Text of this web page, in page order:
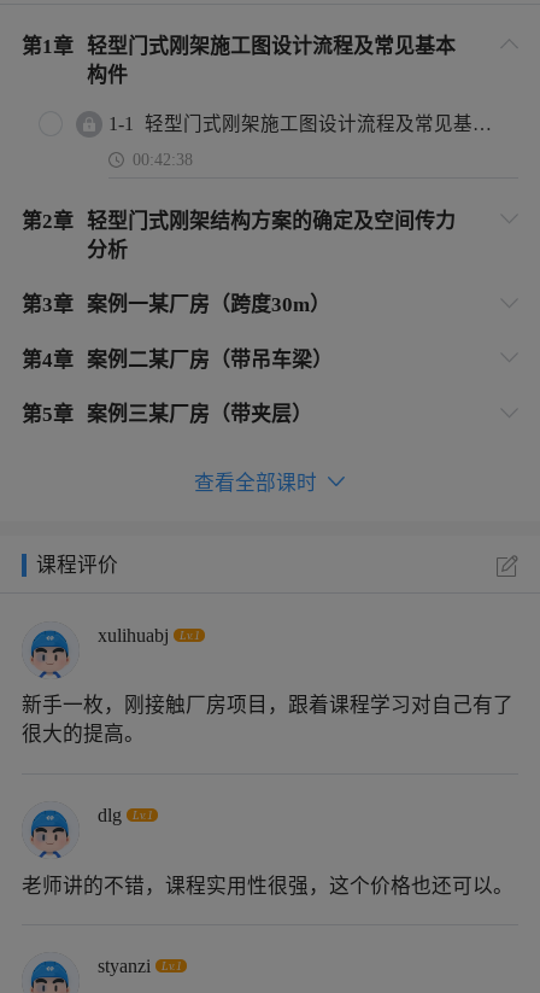
第1章 轻型门式刚架施工图设计流程及常见基本
构件
1-1 轻型门式刚架施工图设计流程及常见基本构件
00:42:38
第2章 轻型门式刚架结构方案的确定及空间传力
分析
第3章 案例一某厂房（跨度30m）
第4章 案例二某厂房（带吊车梁）
第5章 案例三某厂房（带夹层）
查看全部课时
课程评价
xulihuabj Lv.1
新手一枚，刚接触厂房项目，跟着课程学习对自己有了
很大的提高。
dlg Lv.1
老师讲的不错，课程实用性很强，这个价格也还可以。
styanzi Lv.1